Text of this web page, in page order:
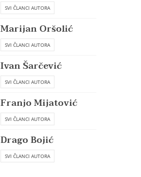
SVI ČLANCI AUTORA
Marijan Oršolić
SVI ČLANCI AUTORA
Ivan Šarčević
SVI ČLANCI AUTORA
Franjo Mijatović
SVI ČLANCI AUTORA
Drago Bojić
SVI ČLANCI AUTORA